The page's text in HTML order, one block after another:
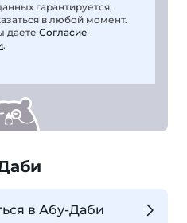
гарантируется,
в любой момент.
даете Согласие
.
в Абу-Даби